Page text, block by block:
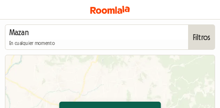
En cualquier momento
Filtros